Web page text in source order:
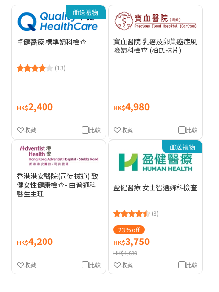
送禮物
卓健醫療 標準婦科檢查
(13)
HK$2,400
比較
收藏
寶血醫院 乳癌及卵巢癌症風
險婦科檢查 (柏氏抹片)
HK$4,980
比較
收藏
香港港安醫院(司徒拔道) 致
健女性健康檢查- 由普通科
醫生主理
HK$4,200
比較
收藏
送禮物
盈健醫療 女士智選婦科檢查
(3)
23% off
HK$3,750
HK$4,880
比較
收藏